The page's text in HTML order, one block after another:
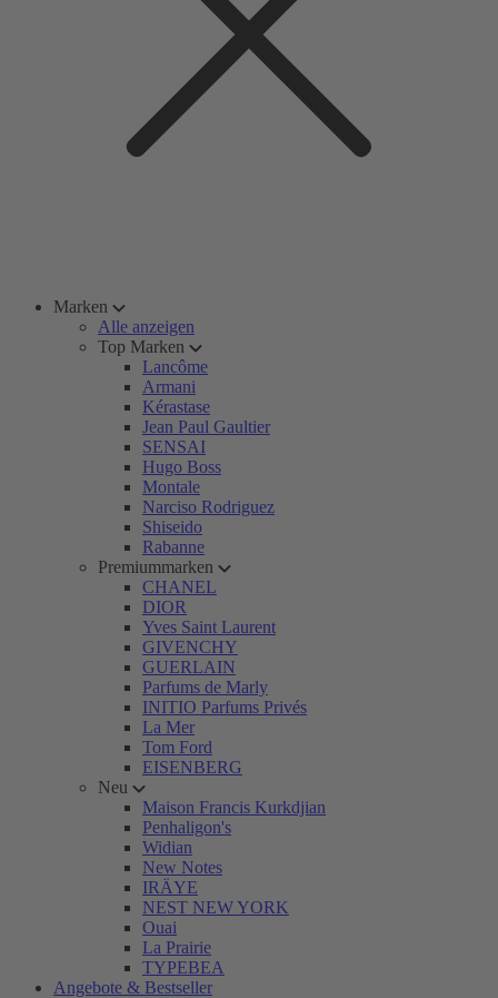
Marken
Alle anzeigen
Top Marken
Lancôme
Armani
Kérastase
Jean Paul Gaultier
SENSAI
Hugo Boss
Montale
Narciso Rodriguez
Shiseido
Rabanne
Premiummarken
CHANEL
DIOR
Yves Saint Laurent
GIVENCHY
GUERLAIN
Parfums de Marly
INITIO Parfums Privés
La Mer
Tom Ford
EISENBERG
Neu
Maison Francis Kurkdjian
Penhaligon's
Widian
New Notes
IRÄYE
NEST NEW YORK
Ouai
La Prairie
TYPEBEA
Angebote & Bestseller